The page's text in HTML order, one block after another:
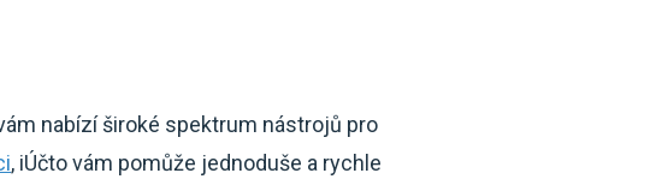
nabízí široké spektrum nástrojů pro
, iÚčto vám pomůže jednoduše a rychle